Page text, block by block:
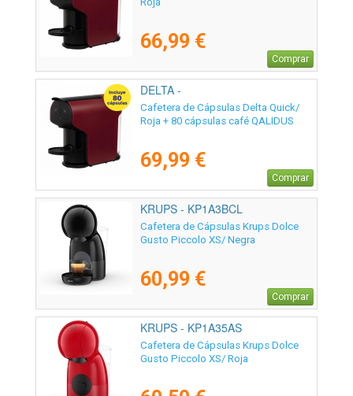
66,99 €
Comprar
DELTA -
Cafetera de Cápsulas Delta Quick/
Roja + 80 cápsulas café QALIDUS
69,99 €
Comprar
KRUPS - KP1A3BCL
Cafetera de Cápsulas Krups Dolce
Gusto Piccolo XS/ Negra
60,99 €
Comprar
KRUPS - KP1A35AS
Cafetera de Cápsulas Krups Dolce
Gusto Piccolo XS/ Roja